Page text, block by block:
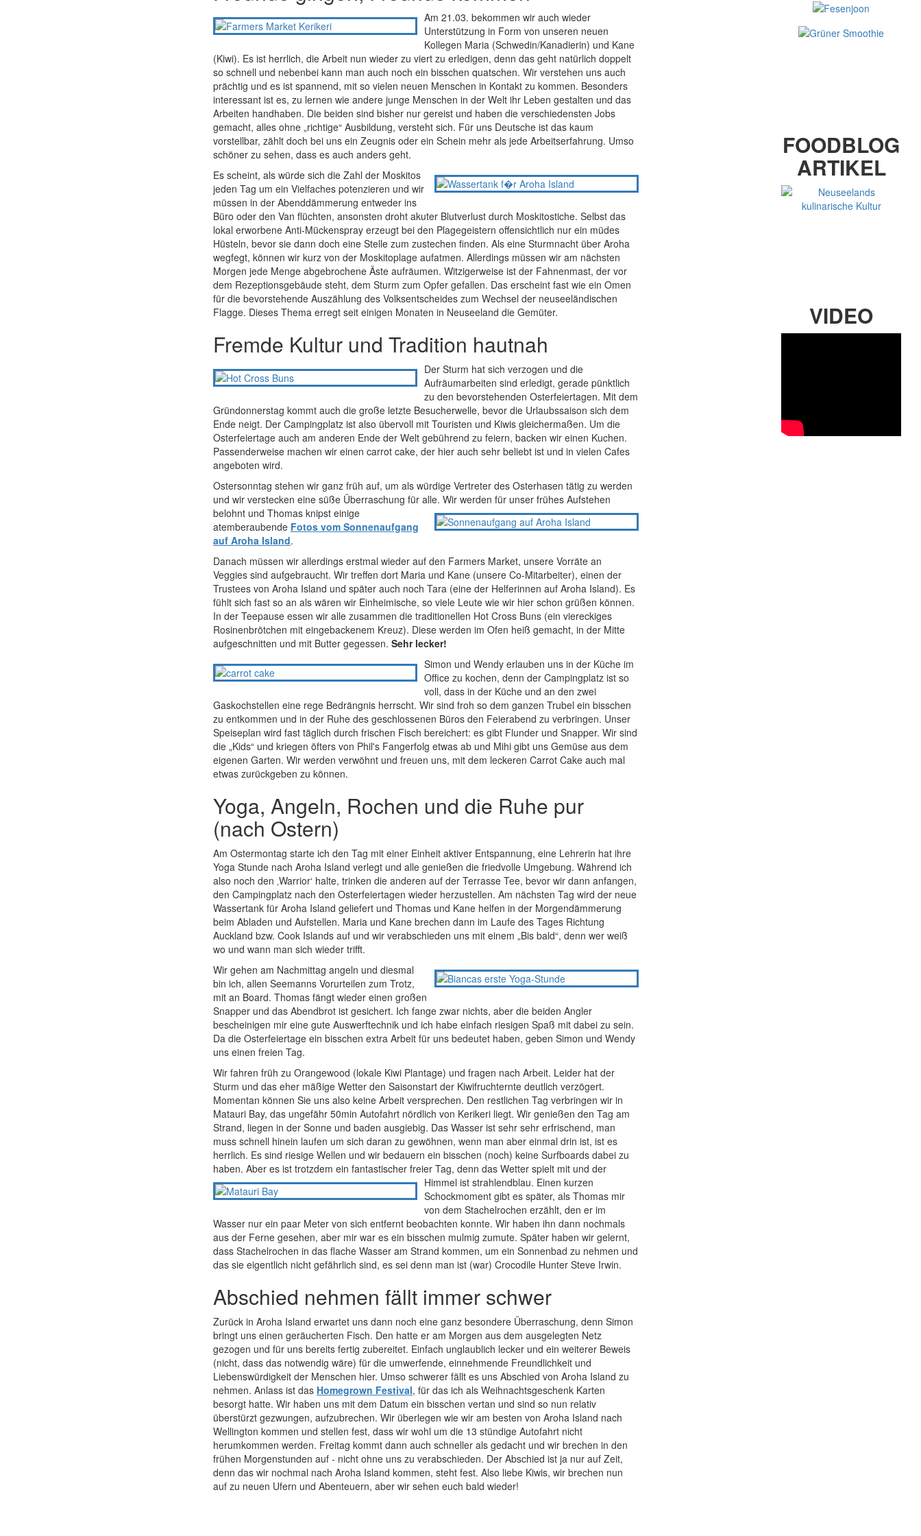
FOODBLOG
ARTIKEL
VIDEO
Am 21.03. bekommen wir auch wieder
Unterstützung in Form von unseren neuen
Kollegen Maria (Schwedin/Kanadierin) und Kane
(Kiwi). Es ist herrlich, die Arbeit nun wieder zu viert zu erledigen, denn das geht natürlich doppelt
so schnell und nebenbei kann man auch noch ein bisschen quatschen. Wir verstehen uns auch
prächtig und es ist spannend, mit so vielen neuen Menschen in Kontakt zu kommen. Besonders
interessant ist es, zu lernen wie andere junge Menschen in der Welt ihr Leben gestalten und das
Arbeiten handhaben. Die beiden sind bisher nur gereist und haben die verschiedensten Jobs
gemacht, alles ohne „richtige“ Ausbildung, versteht sich. Für uns Deutsche ist das kaum
vorstellbar, zählt doch bei uns ein Zeugnis oder ein Schein mehr als jede Arbeitserfahrung. Umso
schöner zu sehen, dass es auch anders geht.
Es scheint, als würde sich die Zahl der Moskitos
jeden Tag um ein Vielfaches potenzieren und wir
müssen in der Abenddämmerung entweder ins
Büro oder den Van flüchten, ansonsten droht akuter Blutverlust durch Moskitostiche. Selbst das
lokal erworbene Anti-Mückenspray erzeugt bei den Plagegeistern offensichtlich nur ein müdes
Hüsteln, bevor sie dann doch eine Stelle zum zustechen finden. Als eine Sturmnacht über Aroha
wegfegt, können wir kurz von der Moskitoplage aufatmen. Allerdings müssen wir am nächsten
Morgen jede Menge abgebrochene Äste aufräumen. Witzigerweise ist der Fahnenmast, der vor
dem Rezeptionsgebäude steht, dem Sturm zum Opfer gefallen. Das erscheint fast wie ein Omen
für die bevorstehende Auszählung des Volksentscheides zum Wechsel der neuseeländischen
Flagge. Dieses Thema erregt seit einigen Monaten in Neuseeland die Gemüter.
Fremde Kultur und Tradition hautnah
Der Sturm hat sich verzogen und die
Aufräumarbeiten sind erledigt, gerade pünktlich
zu den bevorstehenden Osterfeiertagen. Mit dem
Gründonnerstag kommt auch die große letzte Besucherwelle, bevor die Urlaubssaison sich dem
Ende neigt. Der Campingplatz ist also übervoll mit Touristen und Kiwis gleichermaßen. Um die
Osterfeiertage auch am anderen Ende der Welt gebührend zu feiern, backen wir einen Kuchen.
Passenderweise machen wir einen carrot cake, der hier auch sehr beliebt ist und in vielen Cafes
angeboten wird.
Ostersonntag stehen wir ganz früh auf, um als würdige Vertreter des Osterhasen tätig zu werden
und wir verstecken eine süße Überraschung für alle. Wir werden für unser frühes Aufstehen
belohnt und Thomas knipst einige
atemberaubende Fotos vom Sonnenaufgang
auf Aroha Island.
Danach müssen wir allerdings erstmal wieder auf den Farmers Market, unsere Vorräte an
Veggies sind aufgebraucht. Wir treffen dort Maria und Kane (unsere Co-Mitarbeiter), einen der
Trustees von Aroha Island und später auch noch Tara (eine der Helferinnen auf Aroha Island). Es
fühlt sich fast so an als wären wir Einheimische, so viele Leute wie wir hier schon grüßen können.
In der Teepause essen wir alle zusammen die traditionellen Hot Cross Buns (ein viereckiges
Rosinenbrötchen mit eingebackenem Kreuz). Diese werden im Ofen heiß gemacht, in der Mitte
aufgeschnitten und mit Butter gegessen. Sehr lecker!
Simon und Wendy erlauben uns in der Küche im
Office zu kochen, denn der Campingplatz ist so
voll, dass in der Küche und an den zwei
Gaskochstellen eine rege Bedrängnis herrscht. Wir sind froh so dem ganzen Trubel ein bisschen
zu entkommen und in der Ruhe des geschlossenen Büros den Feierabend zu verbringen. Unser
Speiseplan wird fast täglich durch frischen Fisch bereichert: es gibt Flunder und Snapper. Wir sind
die „Kids“ und kriegen öfters von Phil's Fangerfolg etwas ab und Mihi gibt uns Gemüse aus dem
eigenen Garten. Wir werden verwöhnt und freuen uns, mit dem leckeren Carrot Cake auch mal
etwas zurückgeben zu können.
Yoga, Angeln, Rochen und die Ruhe pur
(nach Ostern)
Am Ostermontag starte ich den Tag mit einer Einheit aktiver Entspannung, eine Lehrerin hat ihre
Yoga Stunde nach Aroha Island verlegt und alle genießen die friedvolle Umgebung. Während ich
also noch den ‚Warrior‘ halte, trinken die anderen auf der Terrasse Tee, bevor wir dann anfangen,
den Campingplatz nach den Osterfeiertagen wieder herzustellen. Am nächsten Tag wird der neue
Wassertank für Aroha Island geliefert und Thomas und Kane helfen in der Morgendämmerung
beim Abladen und Aufstellen. Maria und Kane brechen dann im Laufe des Tages Richtung
Auckland bzw. Cook Islands auf und wir verabschieden uns mit einem „Bis bald“, denn wer weiß
wo und wann man sich wieder trifft.
Wir gehen am Nachmittag angeln und diesmal
bin ich, allen Seemanns Vorurteilen zum Trotz,
mit an Board. Thomas fängt wieder einen großen
Snapper und das Abendbrot ist gesichert. Ich fange zwar nichts, aber die beiden Angler
bescheinigen mir eine gute Auswerftechnik und ich habe einfach riesigen Spaß mit dabei zu sein.
Da die Osterfeiertage ein bisschen extra Arbeit für uns bedeutet haben, geben Simon und Wendy
uns einen freien Tag.
Wir fahren früh zu Orangewood (lokale Kiwi Plantage) und fragen nach Arbeit. Leider hat der
Sturm und das eher mäßige Wetter den Saisonstart der Kiwifruchternte deutlich verzögert.
Momentan können Sie uns also keine Arbeit versprechen. Den restlichen Tag verbringen wir in
Matauri Bay, das ungefähr 50min Autofahrt nördlich von Kerikeri liegt. Wir genießen den Tag am
Strand, liegen in der Sonne und baden ausgiebig. Das Wasser ist sehr sehr erfrischend, man
muss schnell hinein laufen um sich daran zu gewöhnen, wenn man aber einmal drin ist, ist es
herrlich. Es sind riesige Wellen und wir bedauern ein bisschen (noch) keine Surfboards dabei zu
haben. Aber es ist trotzdem ein fantastischer freier Tag, denn das Wetter spielt mit und der
Himmel ist strahlendblau. Einen kurzen
Schockmoment gibt es später, als Thomas mir
von dem Stachelrochen erzählt, den er im
Wasser nur ein paar Meter von sich entfernt beobachten konnte. Wir haben ihn dann nochmals
aus der Ferne gesehen, aber mir war es ein bisschen mulmig zumute. Später haben wir gelernt,
dass Stachelrochen in das flache Wasser am Strand kommen, um ein Sonnenbad zu nehmen und
das sie eigentlich nicht gefährlich sind, es sei denn man ist (war) Crocodile Hunter Steve Irwin.
Abschied nehmen fällt immer schwer
Zurück in Aroha Island erwartet uns dann noch eine ganz besondere Überraschung, denn Simon
bringt uns einen geräucherten Fisch. Den hatte er am Morgen aus dem ausgelegten Netz
gezogen und für uns bereits fertig zubereitet. Einfach unglaublich lecker und ein weiterer Beweis
(nicht, dass das notwendig wäre) für die umwerfende, einnehmende Freundlichkeit und
Liebenswürdigkeit der Menschen hier. Umso schwerer fällt es uns Abschied von Aroha Island zu
nehmen. Anlass ist das Homegrown Festival, für das ich als Weihnachtsgeschenk Karten
besorgt hatte. Wir haben uns mit dem Datum ein bisschen vertan und sind so nun relativ
überstürzt gezwungen, aufzubrechen. Wir überlegen wie wir am besten von Aroha Island nach
Wellington kommen und stellen fest, dass wir wohl um die 13 stündige Autofahrt nicht
herumkommen werden. Freitag kommt dann auch schneller als gedacht und wir brechen in den
frühen Morgenstunden auf - nicht ohne uns zu verabschieden. Der Abschied ist ja nur auf Zeit,
denn das wir nochmal nach Aroha Island kommen, steht fest. Also liebe Kiwis, wir brechen nun
auf zu neuen Ufern und Abenteuern, aber wir sehen euch bald wieder!